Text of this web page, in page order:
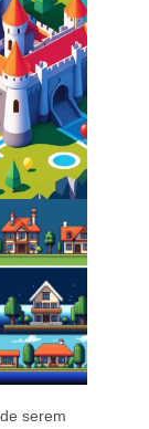
serem